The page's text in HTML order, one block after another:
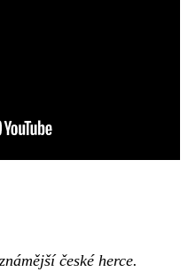
české herce.